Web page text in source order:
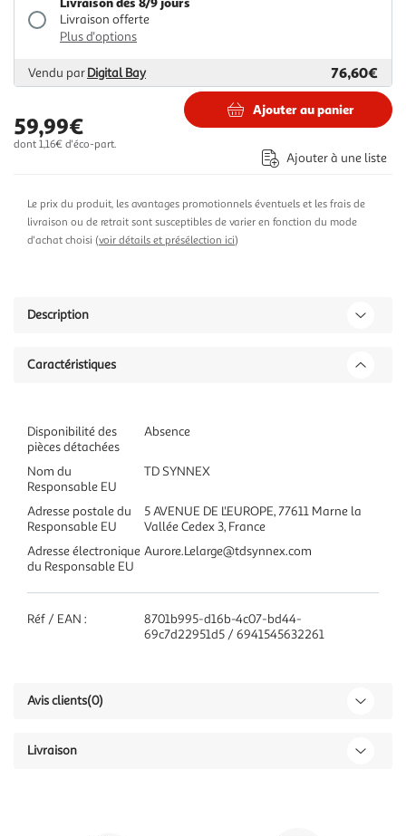
Livraison offerte
Plus d'options
Vendu parDigital Bay 76,60€
59,99€
dont 1,16€ d'éco-part.
Ajouter au panier
Ajouter à une liste
Le prix du produit, les avantages promotionnels éventuels et les frais de
livraison ou de retrait sont susceptibles de varier en fonction du mode
d'achat choisi (voir détails et présélection ici)
Description
Caractéristiques
Disponibilité des
pièces détachées
Absence
Nom du
Responsable EU
TD SYNNEX
Adresse postale du
Responsable EU
5 AVENUE DE L'EUROPE, 77611 Marne la
Vallée Cedex 3, France
Adresse électronique
du Responsable EU
Aurore.Lelarge@tdsynnex.com
Réf / EAN :
8701b995-d16b-4c07-bd44-
69c7d22951d5 / 6941545632261
Avis clients(0)
Livraison